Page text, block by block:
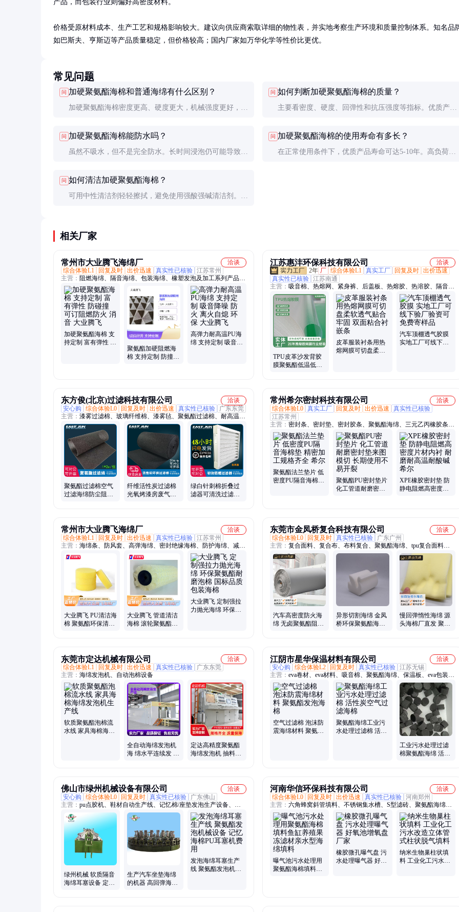
产品，而包装行业则偏好高密度材料。
价格受原材料成本、生产工艺和规格影响较大。建议向供应商索取详细的物性表，并实地考察生产环境和质量控制体系。知名品
如巴斯夫、亨斯迈等产品质量稳定，但价格较高；国内厂家如万华化学等性价比更优。
常见问题
问 加硬聚氨酯海棉和普通海绵有什么区别？
加硬聚氨酯海棉密度更高、硬度更大，机械强度更好，耐
问 如何判断加硬聚氨酯海棉的质量？
主要看密度、硬度、回弹性和抗压强度等指标。优质产品
形。
问 加硬聚氨酯海棉能防水吗？
虽然不吸水，但不是完全防水。长时间浸泡仍可能导致性
问 加硬聚氨酯海棉的使用寿命有多长？
在正常使用条件下，优质产品寿命可达5-10年。高负荷或
问 如何清洁加硬聚氨酯海棉？
可用中性清洁剂轻轻擦拭，避免使用强酸强碱清洁剂。不
相关厂家
常州市大业腾飞海绵厂
洽谈
综合体验L1
回复及时 出价迅速 真实性已核验 江苏常州
主营： 阻燃海绵、隔音海绵、包装海绵、橡塑发泡及加工系列产品、
过滤海绵
加硬聚氨酯海棉 支
持定制 富有弹性 防
聚氨酯加硬阻燃海
棉 支持定制 防撞
高弹力耐高温PU海
绵 支持定制 吸音降
江苏惠沣环保科技有限公司
洽谈
2年 厂 综合体验L1 真实工厂 回复及时 出价迅速
真实性已核验 江苏南通
主营： 吸音棉、热熔网、紧身裤、后盖板、热熔胶、热溶胶、隔音
棉、纸网膜、内饰条、棉胶膜、网膜衬、纸胶膜、双面衬、复合纸、
粘胶剂、熔网膜、离型纸、平胶膜、保护套、弹胶膜、胶粘剂、热压
胶、无纺布、热烫胶、打底裤
TPU皮革沙发背胶
膜聚氨酯低温低熔
皮革服装衬条用热
熔网膜可切盘柔软
汽车顶棚透气胶膜
实地工厂可线下验
东方俊(北京)过滤科技有限公司
洽谈
安心购
综合体验L0 回复及时 出价迅速 真实性已核验
广东东莞
主营： 漆雾过滤棉、玻璃纤维棉、漆雾毡、聚氨酯过滤棉、耐高温过
滤棉、无纺布过滤袋、金属网波纹铝网、进出风口过滤网
聚氨酯过滤棉空气
过滤海绵防尘阻燃
纤维活性炭过滤棉
光氧烤漆房废气吸
绿白针刺棉折叠过
滤器可清洗过滤板
常州希尔密封科技有限公司
洽谈
综合体验L0 真实工厂 回复及时 出价迅速
真实性已核验
江苏常州
主营： 密封条、密封垫、密封胶条、聚氨酯海绵、三元乙丙橡胶条、
EPDM、EPDM密封条、EPDM密封胶条、NEOPRENE、氯丁橡胶、
硅胶、泡棉胶带、密封垫片、橡胶垫圈、密封胶带、隔振垫、发泡
EVA、丁腈橡胶、硅橡胶、三元乙丙橡胶、PVC发泡、丁腈橡胶密封
条、EPDM密封垫、EPDM密封垫片、IXPE密封垫片
聚氨酯法兰垫片 低
密度PU隔音海棉垫
聚氨酯PU密封垫片
化工管道耐磨密封
XPE橡胶密封垫 防
静电阻燃高密度片
常州市大业腾飞海绵厂
洽谈
综合体验L1
回复及时 出价迅速 真实性已核验 江苏常州
主营： 海绵条、防风套、高弹海绵、密封绝缘海棉、防护海绵、减震
海绵、软包海绵、阻燃海绵、防震海绵、防静电泡棉、氯丁胶海绵、
防滑耐磨海绵、模压过滤海绵、减震复合海绵、缓冲海绵垫圈、汽车
密封垫片、隔热保温泡棉管、单双面复合海绵
大业腾飞 PU清洁海
棉 聚氨酯环保清洗
大业腾飞 管道清洁
海棉 滚轮聚氨酯异
大业腾飞 定制强拉
力抛光海绵 环保聚
东莞市金凤桥复合科技有限公司
洽谈
综合体验L0
回复及时 真实性已核验
广东广州
主营： 复合面料、复合布、布料复合、聚氨酯海绵、tpu复合面料、
海绵复合布、热熔胶复合、汽车顶棚布、火焰复合、高密度海绵、高
回弹海绵、慢回弹海绵、防火海绵、阻燃海绵、鸡蛋棉、包装海绵、
异型海绵
汽车高密度防火海
绵 无卤聚氨酯阻燃
异形切割海绵 金凤
桥环保聚氨酯海棉
慢回弹惰性海绵 源
头海棉厂直发 聚氨
东莞市定达机械有限公司
洽谈
综合体验L1
回复及时 出价迅速 真实性已核验
广东东莞
主营： 海绵发泡机、自动泡棉设备
软质聚氨酯泡棉流
水线 家具海棉海绵
全自动海绵发泡机
海 绵水平连续发 泡
定达高精度聚氨酯
海绵发泡机 抽料称
江阴市星华保温材料有限公司
洽谈
安心购
综合体验L2 回复及时 真实性已核验 江苏无锡
主营： eva卷材、eva材料、吸音棉、聚氨酯海绵、保温板、eva包装、
eva片材、eva泡棉、pef胶板、eva内衬、epdm海绵、隔音海绵、波浪
海绵、聚乙烯板、发泡海绵、橡胶海绵、内衬环保、eva止水板、防
尘海绵、复合pef板、防火海绵、粘贴海绵、过滤海绵、夹筋pe胶板、
橡塑海绵板、橡塑发泡板
空气过滤棉 泡沫防
震海绵材料 聚氨酯
聚氨酯海绵工业污
水处理过滤棉 活性
工业污水处理过滤
棉聚氨酯海绵 活性
佛山市绿州机械设备有限公司
洽谈
安心购
综合体验L0 回复及时 真实性已核验
广东佛山
主营： pu点胶机、鞋材自动生产线、记忆棉/座垫发泡生产设备、聚
氨酯发泡机、聚氨酯高压发泡机、聚氨酯低压发泡机、聚氨酯耳塞发
泡生产线、聚氨酯鞋垫成型机、圆盘自动生产线、弹性体浇注机、自
结皮发泡机、pu彩钢板/屋顶板隔热连续发泡生产线、PU鞋底发泡生
绿州机械 软质隔音
海绵耳塞设备 定型
生产汽车坐垫海绵
的机器 高回弹海棉
发泡海绵耳塞生产
线 聚氨酯发泡机械
河南华信环保科技有限公司
洽谈
综合体验L0
回复及时 出价迅速 真实性已核验 河南郑州
主营： 六角蜂窝斜管填料、不锈钢集水槽、S型滤砖、聚氨酯海绵填
料、T型滤砖、彗星式纤维滤料、曝气盘、管式曝气器、可提升曝气
器、反硝化滤池、侧向流填料、组合填料、弹性填料、纤维球滤料、
纤维束滤料、流化床填料、MBBR填料、悬浮球填料、不锈钢堰板、
滤头、水帽、混凝土滤板、ABS模板、蜂窝斜板填料
曝气池污水处理用
聚氨酯海棉填料鱼
橡胶微孔曝气盘 污
水处理曝气器 好氧
纳米生物巢柱状填
料 工业化工污水改